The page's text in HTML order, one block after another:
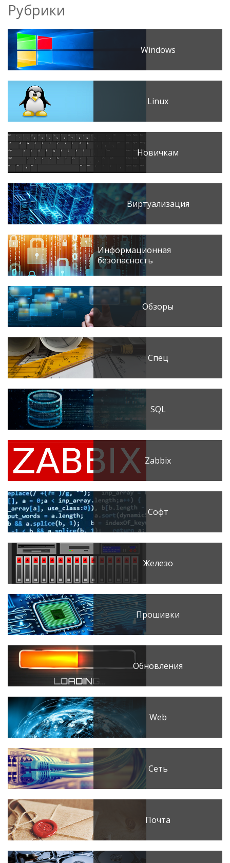
Рубрики
Windows
Linux
Новичкам
Виртуализация
Информационная
безопасность
Обзоры
Спец
SQL
Zabbix
Софт
Железо
Прошивки
Обновления
Web
Сеть
Почта